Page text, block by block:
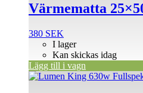
Värmematta
380 SEK
I lager
Kan skickas idag
Lägg till i vagn